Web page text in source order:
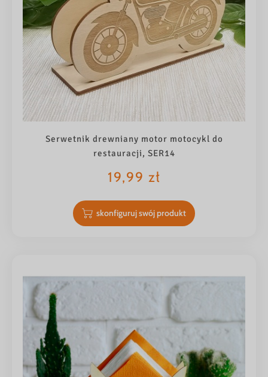
Serwetnik drewniany motor motocykl do
restauracji, SER14
19,99 zł
skonfiguruj swój produkt